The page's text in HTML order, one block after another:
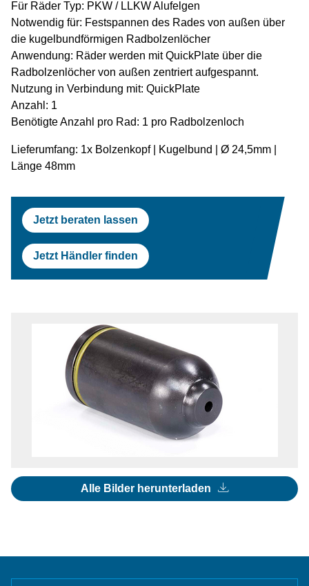
Für Räder Typ: PKW / LLKW Alufelgen
Notwendig für: Festspannen des Rades von außen über
die kugelbundförmigen Radbolzenlöcher
Anwendung: Räder werden mit QuickPlate über die
Radbolzenlöcher von außen zentriert aufgespannt.
Nutzung in Verbindung mit: QuickPlate
Anzahl: 1
Benötigte Anzahl pro Rad: 1 pro Radbolzenloch
Lieferumfang: 1x Bolzenkopf | Kugelbund | Ø 24,5mm |
Länge 48mm
Jetzt beraten lassen
Jetzt Händler finden
Alle Bilder herunterladen
Prüfstraßen
Scheinwerferprüfung
Radwuchtmaschinen
Reifenmontiergeräte
OEM Freigaben
Tesla
Porsche
Volvo
Renault
Maserati
Scheinwerferprüfung
Radwuchtmaschinen
Reifenmontiergeräte
Reifenservice
OEM Freigaben